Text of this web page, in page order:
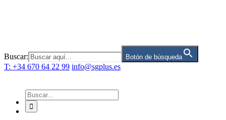
Buscar: Botón de búsqueda
T: +34 670 64 22 99 info@sgplus.es
Buscar: